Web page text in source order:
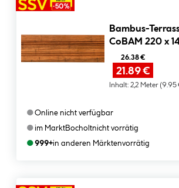
Bambus-
CoBAM 220 x
26.38 €
21.89 €
Inhalt: 2,2 Meter (9.95
●Online nicht verfügbar
●im MarktBocholtnicht vorrätig
●999+in anderen Märktenvorrätig